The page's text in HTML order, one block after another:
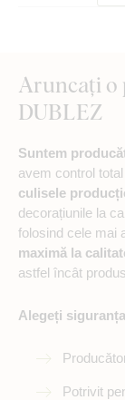
Aruncați o
DUBLEZ
Suntem
avem control
culisele
decorațiunile la
folosind cele mai
maximă la
astfel încât
Alegeți
Potrivit